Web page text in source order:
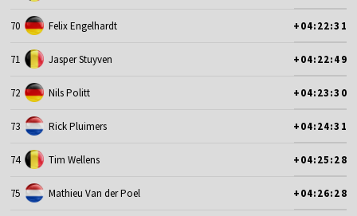
70 Felix Engelhardt +04:22:31
71 Jasper Stuyven +04:22:49
72 Nils Politt +04:23:30
73 Rick Pluimers +04:24:31
74 Tim Wellens +04:25:28
75 Mathieu Van der Poel +04:26:28